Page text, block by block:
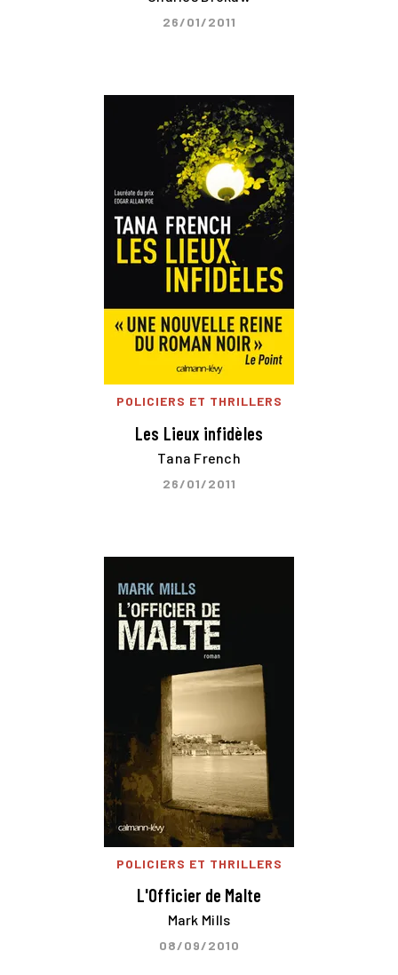
26/01/2011
POLICIERS ET THRILLERS
Les Lieux infidèles
Tana French
26/01/2011
POLICIERS ET THRILLERS
L'Officier de Malte
Mark Mills
08/09/2010